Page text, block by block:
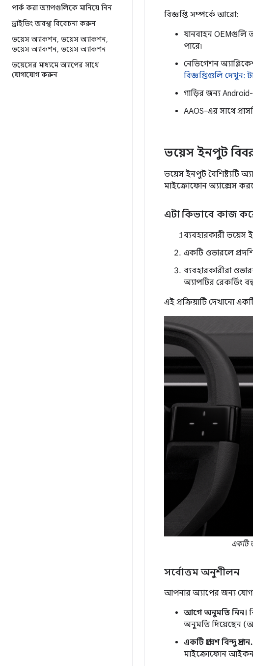
পার্ক করা অ্যাপগুলিকে মানিয়ে নিন
ড্রাইভিং অবস্থা বিবেচনা করুন
ভয়েস অ্যাকশন, ভয়েস অ্যাকশন,
ভয়েস অ্যাকশন, ভয়েস অ্যাকশন
ভয়েসের মাধ্যমে অ্যাপের সাথে
যোগাযোগ করুন
বিজ্ঞপ্তি সম্পর্কে আরো:
যানবাহন OEMগুলি
পারে৷
নেভিগেশন
বিজ্ঞপ্তিগুলি দেখুন:
গাড়ির জন্য Android-
AAOS-এর সাথে
ভয়েস ইনপুট
ভয়েস ইনপুট বৈশিষ্ট্যটি
মাইক্রোফোন অ্যাক্সেস
এটা কিভাবে কাজ
ব্যবহারকারী ভয়েস
একটি ওভারলে
ব্যবহারকারীরা
অ্যাপটির রেকর্ডিং
এই প্রক্রিয়াটি দেখানো
একটি
সর্বোত্তম অনুশীলন
আপনার অ্যাপের জন্য
আগে অনুমতি নিন।
অনুমতি দিয়েছেন
একটি প্রবেশ বিন্দু প্রদান.
মাইক্রোফোন